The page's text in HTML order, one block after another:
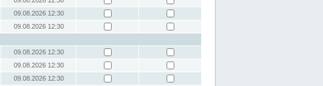
09.08.2026 12:30
09.08.2026 12:30
09.08.2026 12:30
09.08.2026 12:30
09.08.2026 12:30